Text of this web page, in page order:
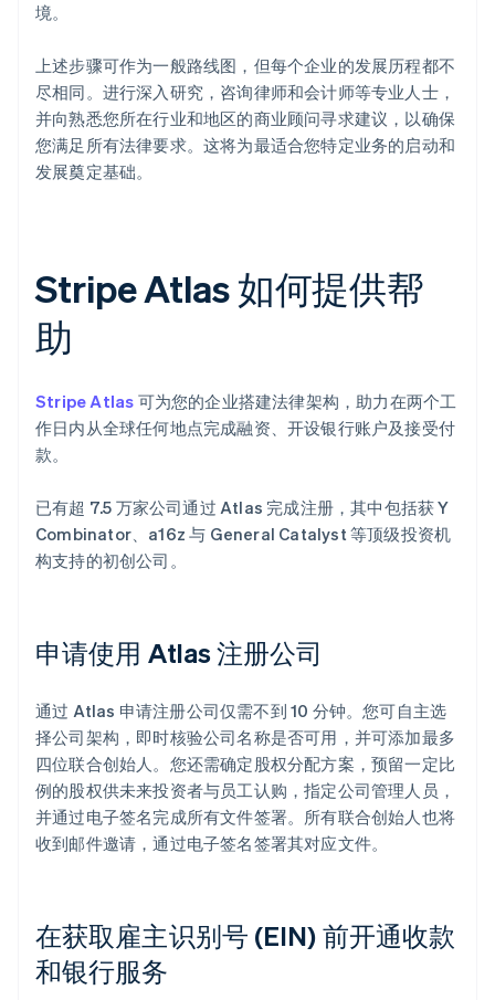
境。
上述步骤可作为一般路线图，但每个企业的发展历程都不
尽相同。进行深入研究，咨询律师和会计师等专业人士，
并向熟悉您所在行业和地区的商业顾问寻求建议，以确保
您满足所有法律要求。这将为最适合您特定业务的启动和
发展奠定基础。
Stripe Atlas 如何提供帮
助
Stripe Atlas 可为您的企业搭建法律架构，助力在两个工
作日内从全球任何地点完成融资、开设银行账户及接受付
款。
已有超 7.5 万家公司通过 Atlas 完成注册，其中包括获 Y
Combinator、a16z 与 General Catalyst 等顶级投资机
构支持的初创公司。
申请使用 Atlas 注册公司
通过 Atlas 申请注册公司仅需不到 10 分钟。您可自主选
择公司架构，即时核验公司名称是否可用，并可添加最多
四位联合创始人。您还需确定股权分配方案，预留一定比
例的股权供未来投资者与员工认购，指定公司管理人员，
并通过电子签名完成所有文件签署。所有联合创始人也将
收到邮件邀请，通过电子签名签署其对应文件。
在获取雇主识别号 (EIN) 前开通收款
和银行服务